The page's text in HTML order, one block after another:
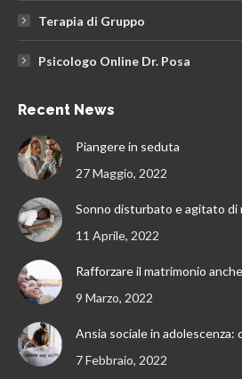
Terapia di Gruppo
Psicologo Online Dr. Posa
Recent News
Piangere in seduta
27 Maggio, 2022
Sonno disturbato e agitato di
11 Aprile, 2022
Rafforzare il matrimonio
9 Marzo, 2022
Ansia sociale in adolescenza:
7 Febbraio, 2022